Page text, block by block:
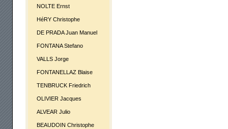
NOLTE Ernst
HéRY Christophe
DE PRADA Juan Manuel
FONTANA Stefano
VALLS Jorge
FONTANELLAZ Blaise
TENBRUCK Friedrich
OLIVIER Jacques
ALVEAR Julio
BEAUDOIN Christophe